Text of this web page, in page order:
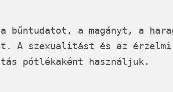
a magányt, a
A szexualitást és az érzelmi
pótlékaként használjuk.